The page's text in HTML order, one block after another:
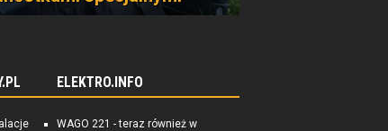
ELEKTRO.INFO
WAGO 221 - teraz również w